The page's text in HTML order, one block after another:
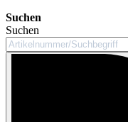
Suchen
Suchen